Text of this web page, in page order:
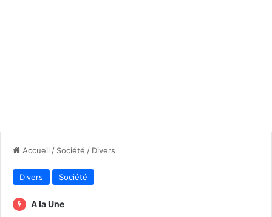
Accueil / Société / Divers
Divers Société
A la Une